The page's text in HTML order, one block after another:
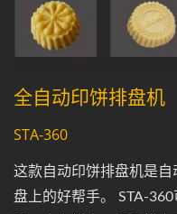
全自动印饼排盘机
STA-360
这款自动印饼排盘机是
盘上的好帮手。 STA-